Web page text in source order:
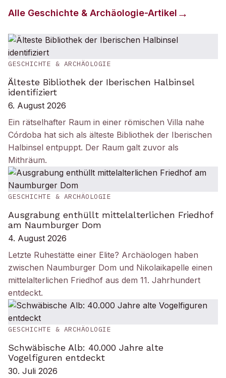
Alle Geschichte & Archäologie-Artikel
GESCHICHTE & ARCHÄOLOGIE
Älteste Bibliothek der Iberischen Halbinsel
identifiziert
6. August 2026
Ein rätselhafter Raum in einer römischen Villa nahe
Córdoba hat sich als älteste Bibliothek der Iberischen
Halbinsel entpuppt. Der Raum galt zuvor als
Mithräum.
GESCHICHTE & ARCHÄOLOGIE
Ausgrabung enthüllt mittelalterlichen Friedhof
am Naumburger Dom
4. August 2026
Letzte Ruhestätte einer Elite? Archäologen haben
zwischen Naumburger Dom und Nikolaikapelle einen
mittelalterlichen Friedhof aus dem 11. Jahrhundert
entdeckt.
GESCHICHTE & ARCHÄOLOGIE
Schwäbische Alb: 40.000 Jahre alte
Vogelfiguren entdeckt
30. Juli 2026